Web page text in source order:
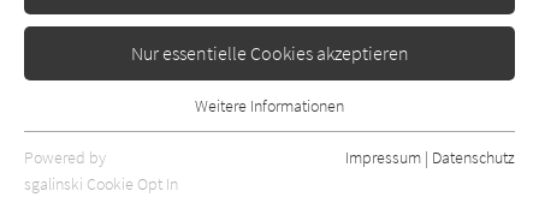
Aufbau Erschienen: Oktober 2022 0
Nur essentielle Cookies akzeptieren
Essentielle Cookies werden für grundlegende Funktionen der
Webseite benötigt. Dadurch ist gewährleistet, dass die Webseite
Weitere Informationen
Powered by
sgalinski Cookie Opt In
Impressum | Datenschutz